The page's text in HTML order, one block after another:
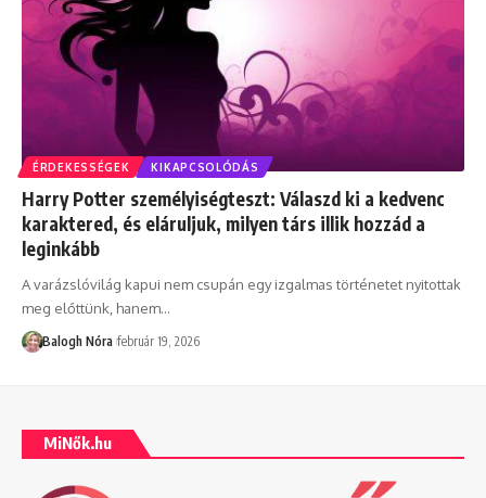
ÉRDEKESSÉGEK KIKAPCSOLÓDÁS
Harry Potter személyiségteszt: Válaszd ki a kedvenc
karaktered, és eláruljuk, milyen társ illik hozzád a
leginkább
A varázslóvilág kapui nem csupán egy izgalmas történetet nyitottak
meg előttünk, hanem…
Balogh Nóra február 19, 2026
MiNők.hu